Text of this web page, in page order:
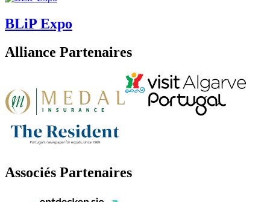
BLiP Expo
Alliance Partenaires
Associés Partenaires